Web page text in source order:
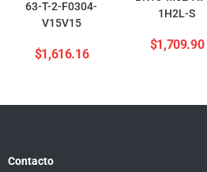
63-T-2-F0304-
V15V15
$1,616.16
1H2L-S
$1,709.90
Contacto